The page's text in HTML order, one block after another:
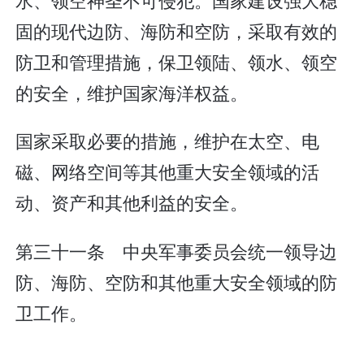
固的现代边防、海防和空防，采取有效的
防卫和管理措施，保卫领陆、领水、领空
的安全，维护国家海洋权益。
国家采取必要的措施，维护在太空、电
磁、网络空间等其他重大安全领域的活
动、资产和其他利益的安全。
第三十一条 中央军事委员会统一领导边
防、海防、空防和其他重大安全领域的防
卫工作。